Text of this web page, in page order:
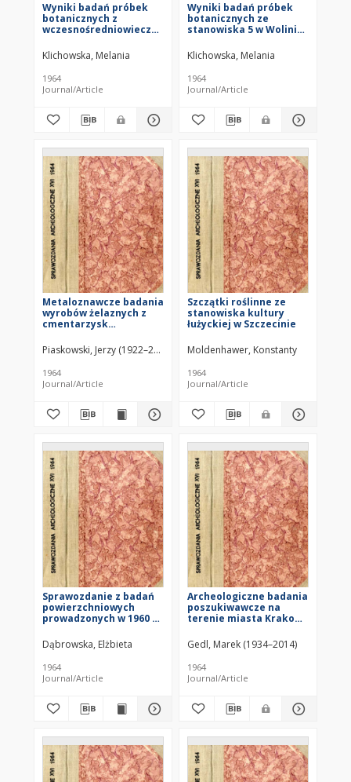
Wyniki badań próbek
botanicznych z
wczesnośredniowiecznego
Bonikowie, pow.
Kościan, z 1958 r.
Klichowska, Melania
1964
Journal/Article
Wyniki badań próbek
botanicznych ze
stanowiska 5 w Wolinie
Klichowska, Melania
1964
Journal/Article
Metaloznawcze badania
wyrobów żelaznych z
cmentarzysk
pow. Sandomierz i
Chmielowie Piskowym,
pow. Opatów
Piaskowski, Jerzy (1922–2013)
1964
Journal/Article
Szczątki roślinne ze
stanowiska kultury
łużyckiej w Szczecinie
Moldenhawer, Konstanty
1964
Journal/Article
Sprawozdanie z badań
powierzchniowych
prowadzonych w 1960 r.
Dąbrowska, Elżbieta
1964
Journal/Article
Archeologiczne badania
poszukiwawcze na
terenie miasta Krakowa
Gedl, Marek (1934–2014)
1964
Journal/Article